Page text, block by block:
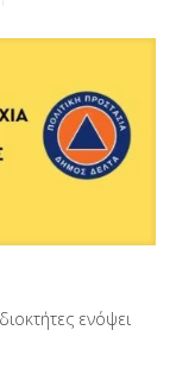
ενόψει